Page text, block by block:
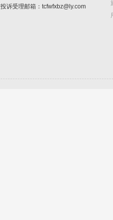
投诉受理邮箱：tcfwfxbz@ly.com